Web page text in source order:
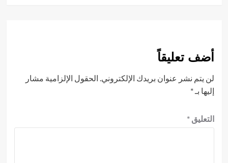
أضف تعليقاً
لن يتم نشر عنوان بريدك الإلكتروني. الحقول الإلزامية مشار
إليها بـ*
التعليق*